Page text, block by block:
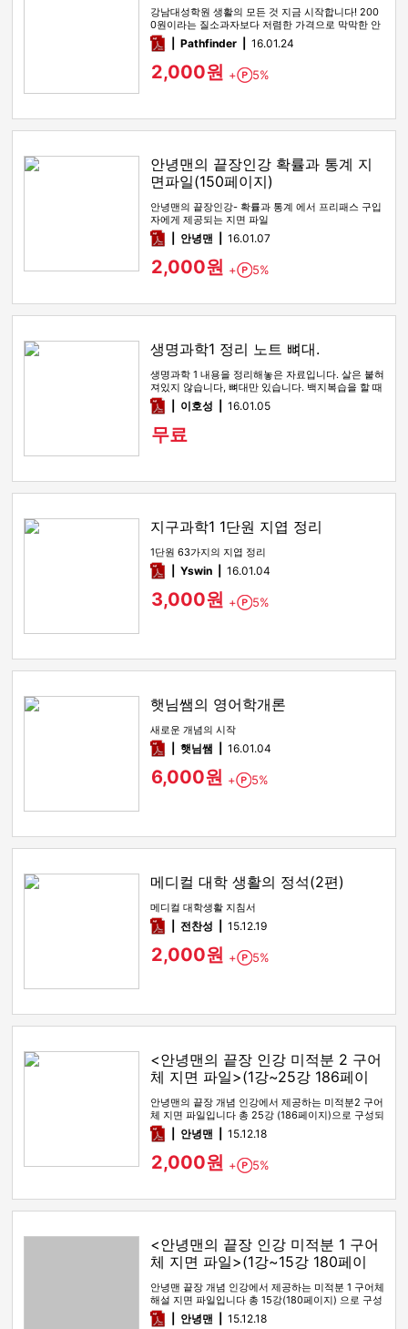
강남대성학원 생활의 모든 것 지금 시작합니다! 200
0원이라는 질소과자보다 저렴한 가격으로 막막한 안
개를 걷어드립니다.
pdfPathfinder 16.01.24
2,000원 + Point
5%
안녕맨의 끝장인강 확률과 통계 지
면파일(150페이지)
안녕맨의 끝장인강- 확률과 통계 에서 프리패스 구입
자에게 제공되는 지면 파일
pdf안녕맨 16.01.07
2,000원 + Point
5%
생명과학1 정리 노트 뼈대.
생명과학 1 내용을 정리해놓은 자료입니다. 살은 붙혀
져있지 않습니다, 뼈대만 있습니다. 백지복습을 할 때
편하시라고 만들어놓…
pdf이호성 16.01.05
무료
지구과학1 1단원 지엽 정리
1단원 63가지의 지엽 정리
pdfYswin 16.01.04
3,000원 + Point
5%
햇님쌤의 영어학개론
새로운 개념의 시작
pdf햇님쌤 16.01.04
6,000원 + Point
5%
메디컬 대학 생활의 정석(2편)
메디컬 대학생활 지침서
pdf전찬성 15.12.19
2,000원 + Point
5%
<안녕맨의 끝장 인강 미적분 2 구어
체 지면 파일>(1강~25강 186페이
지)
안녕맨의 끝장 개념 인강에서 제공하는 미적분2 구어
체 지면 파일입니다 총 25강 (186페이지)으로 구성되
어 있습니다
pdf안녕맨 15.12.18
2,000원 + Point
5%
<안녕맨의 끝장 인강 미적분 1 구어
체 지면 파일>(1강~15강 180페이
지)
안녕맨 끝장 개념 인강에서 제공하는 미적분 1 구어체
해설 지면 파일입니다 총 15강(180페이지) 으로 구성
되어 …pdf안녕맨 15.12.18